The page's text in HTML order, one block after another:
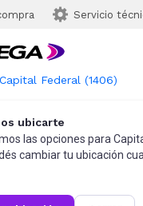
Servicio
Capital Federal (1406)
ubicarte
las opciones para
cambiar tu ubicación